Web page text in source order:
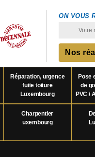
ON VOUS
Nos
Réparation, urgence
fuite toiture
Luxembourg
Pose
de
PVC /
Charpentier
uxembourg